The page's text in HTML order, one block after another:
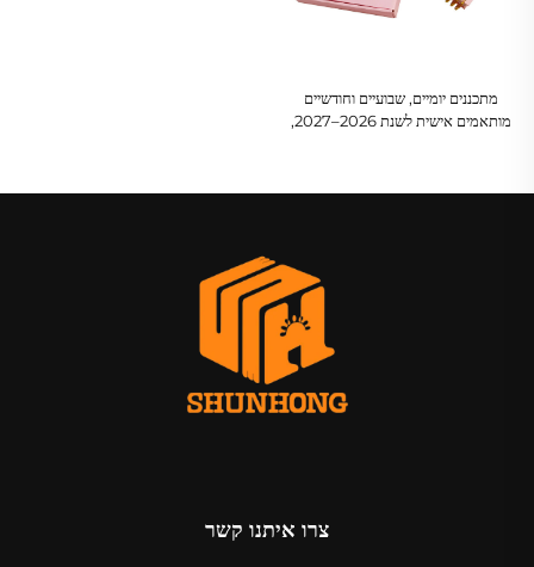
מתכננים יומיים, שבועיים וחודשיים
מותאמים אישית לשנת 2026–2027,
צרו איתנו קשר